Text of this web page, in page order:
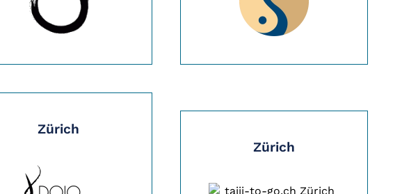
Zürich
Zürich